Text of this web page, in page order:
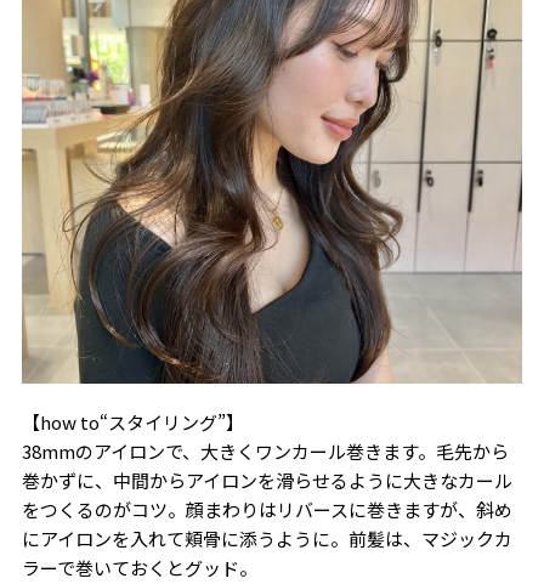
【how to“スタイリング”】
38mmのアイロンで、大きくワンカール巻きます。毛先から
巻かずに、中間からアイロンを滑らせるように大きなカール
をつくるのがコツ。顔まわりはリバースに巻きますが、斜め
にアイロンを入れて頬骨に添うように。前髪は、マジックカ
ラーで巻いておくとグッド。